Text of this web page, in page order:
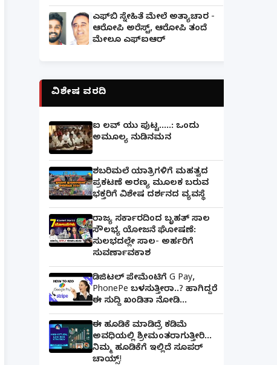
ಎಫ್‌ಬಿ ಸ್ನೇಹಿತೆ ಮೇಲೆ ಅತ್ಯಾಚಾರ -
ಆರೋಪಿ ಅರೆಸ್ಟ್, ಆರೋಪಿ ತಂದೆ
ಮೇಲೂ ಎಫ್ಐಆರ್
ವಿಶೇಷ ವರದಿ
ಐ ಲವ್ ಯು ಪುಟ್ಟ.....: ಒಂದು
ಅಮೂಲ್ಯ ನುಡಿನಮನ
ಶಬರಿಮಲೆ ಯಾತ್ರಿಗಳಿಗೆ ಮಹತ್ವದ
ಪ್ರಕಟಣೆ ಅರಣ್ಯ ಮೂಲಕ ಬರುವ
ಭಕ್ತರಿಗೆ ವಿಶೇಷ ದರ್ಶನದ ವ್ಯವಸ್ಥೆ
ರಾಜ್ಯ ಸರ್ಕಾರದಿಂದ ಬೃಹತ್ ಸಾಲ
ಸೌಲಭ್ಯ ಯೋಜನೆ ಘೋಷಣೆ:
ಸುಲಭದಲ್ಲೇ ಸಾಲ- ಅರ್ಹರಿಗೆ
ಸುವರ್ಣಾವಕಾಶ
ಡಿಜಿಟಲ್ ಪೇಮೆಂಟಿಗೆ G Pay,
PhonePe ಬಳಸುತ್ತೀರಾ..? ಹಾಗಿದ್ದರೆ
ಈ ಸುದ್ದಿ ಖಂಡಿತಾ ನೋಡಿ...
ಈ ಹೂಡಿಕೆ ಮಾಡಿದ್ರೆ ಕಡಿಮೆ
ಅವಧಿಯಲ್ಲಿ ಶ್ರೀಮಂತರಾಗುತ್ತೀರಿ...
ನಿಮ್ಮ ಹೂಡಿಕೆಗೆ ಇಲ್ಲಿದೆ ಸೂಪರ್
ಚಾಯ್ಸ್‌!